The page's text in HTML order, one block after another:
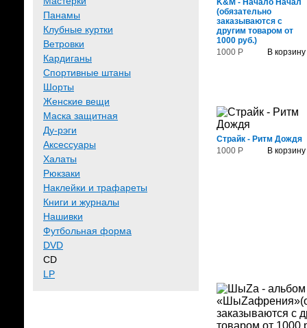
Панамы
Клубные куртки
Ветровки
Кардиганы
Спортивные штаны
Шорты
Женские вещи
Маска защитная
Ду-рэги
Аксессуары
Халаты
Рюкзаки
Наклейки и трафареты
Книги и журналы
Нашивки
Футбольная форма
DVD
CD
LP
K&M - Начало Начал
(обязательно
заказываются с
другим товаром от
1000 руб.)
В корзину
1000 Р
Страйк - Ритм Дождя
В корзину
1000 Р